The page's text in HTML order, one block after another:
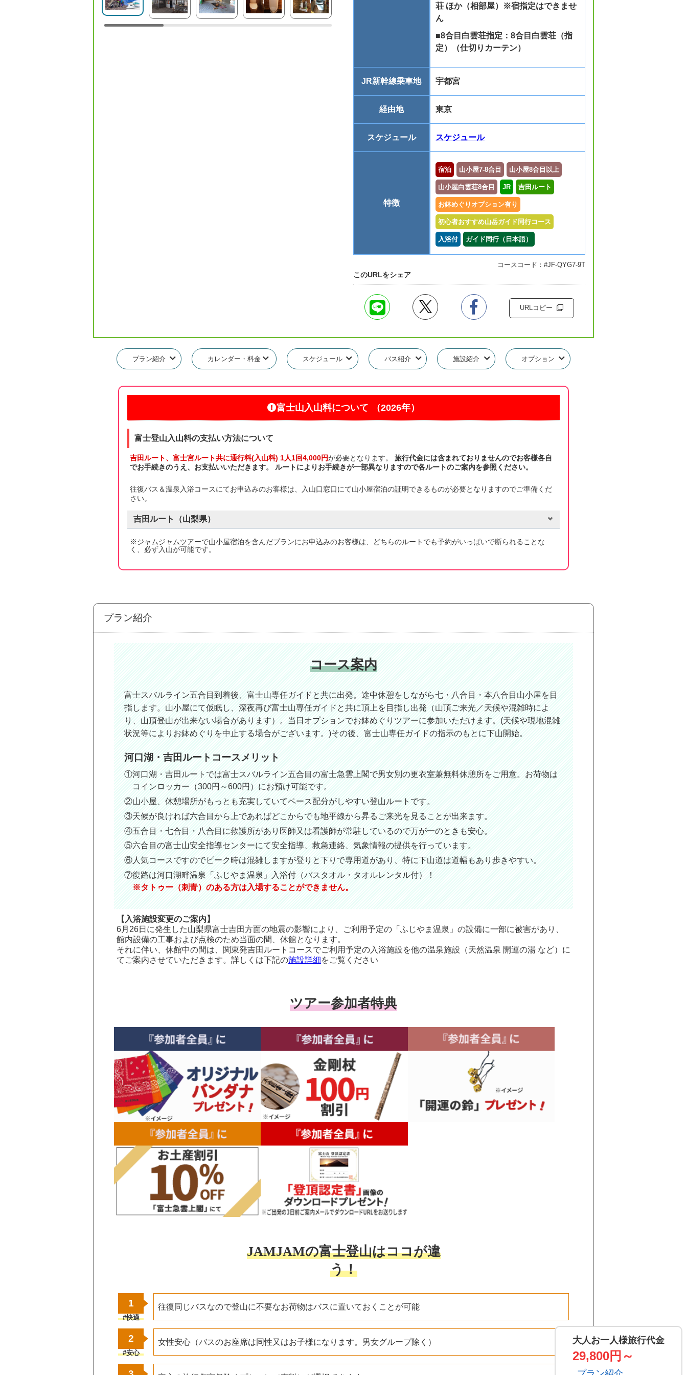
荘 ほか（相部屋）※宿指定はできませ
ん
■8合目白雲荘指定：8合目白雲荘（指
定）（仕切りカーテン）
JR新幹線乗車地 宇都宮
経由地 東京
スケジュール スケジュール
特徴
宿泊 山小屋7-8合目 山小屋8合目以上
山小屋白雲荘8合目 JR 吉田ルート
お鉢めぐりオプション有り
初心者おすすめ山岳ガイド同行コース
入浴付 ガイド同行（日本語）
コースコード：#JF-QYG7-9T
このURLをシェア
URLコピー
大人お一人様旅行代金
29,800円～
プラン紹介 カレンダー・料金 スケジュール バス紹介 施設紹介 オプション
富士山入山料について （2026年）
富士登山入山料の支払い方法について
吉田ルート、富士宮ルート共に通行料(入山料) 1人1回4,000円が必要となります。 旅行代金には含まれておりませんのでお客様各自
でお手続きのうえ、お支払いいただきます。 ルートによりお手続きが一部異なりますので各ルートのご案内を参照ください。
往復バス＆温泉入浴コースにてお申込みのお客様は、入山口窓口にて山小屋宿泊の証明できるものが必要となりますのでご準備くだ
さい。
吉田 ルート（山梨県）
※ジャムジャムツアーで山小屋宿泊を含んだプランにお申込みのお客様は、どちらのルートでも予約がいっぱいで断られることな
く、必ず入山が可能です。
プラン紹介
コース案内
富士スバルライン五合目到着後、富士山専任ガイドと共に出発。途中休憩をしながら七・八合目・本八合目山小屋を目
指します。山小屋にて仮眠し、深夜再び富士山専任ガイドと共に頂上を目指し出発（山頂ご来光／天候や混雑時によ
り、山頂登山が出来ない場合があります）。当日オプションでお鉢めぐりツアーに参加いただけます。(天候や現地混雑
状況等によりお鉢めぐりを中止する場合がございます。)その後、富士山専任ガイドの指示のもとに下山開始。
河口湖・吉田ルートコースメリット
①河口湖・吉田ルートでは富士スバルライン五合目の富士急雲上閣で男女別の更衣室兼無料休憩所をご用意。お荷物は
コインロッカー（300円～600円）にお預け可能です。
②山小屋、休憩場所がもっとも充実していてペース配分がしやすい登山ルートです。
③天候が良ければ六合目から上であればどこからでも地平線から昇るご来光を見ることが出来ます。
④五合目・七合目・八合目に救護所があり医師又は看護師が常駐しているので万が一のときも安心。
⑤六合目の富士山安全指導センターにて安全指導、救急連絡、気象情報の提供を行っています。
⑥人気コースですのでピーク時は混雑しますが登りと下りで専用道があり、特に下山道は道幅もあり歩きやすい。
⑦復路は河口湖畔温泉「ふじやま温泉」入浴付（バスタオル・タオルレンタル付）！
※タトゥー（刺青）のある方は入場することができません。
【入浴施設変更のご案内】
6月26日に発生した山梨県富士吉田方面の地震の影響により、ご利用予定の「ふじやま温泉」の設備に一部に被害があり、
館内設備の工事および点検のため当面の間、休館となります。
それに伴い、休館中の間は、関東発吉田ルートコースでご利用予定の入浴施設を他の温泉施設（天然温泉 開運の湯 など）に
てご案内させていただきます。詳しくは下記の施設詳細をご覧ください
ツアー参加者特典
JAMJAMの富士登山はココが違
う！
1
#快適
往復同じバスなので登山に不要なお荷物はバスに置いておくことが可能
2
#安心
女性安心（バスのお座席は同性又はお子様になります。男女グループ除く）